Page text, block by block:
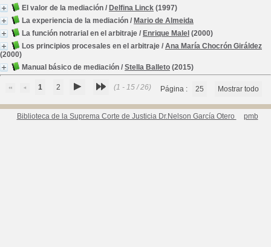
El valor de la mediación / Delfina Linck (1997)
La experiencia de la mediación / Mario de Almeida
La función notrarial en el arbitraje / Enrique Malel (2000)
Los principios procesales en el arbitraje / Ana María Chocrón Giráldez
(2000)
Manual básico de mediación / Stella Balleto (2015)
1 2 (1 - 15 / 26) Página : 25 Mostrar todo
Biblioteca de la Suprema Corte de Justicia Dr.Nelson García Otero pmb